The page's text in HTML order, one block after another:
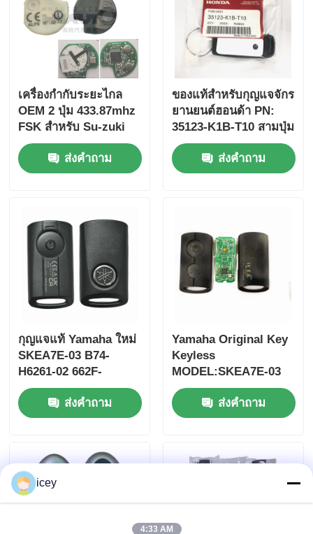
ผลิตภัณฑ์
เครื่องกํากับระยะไกล
OEM 2 ปุ่ม 433.87mhz
FSK สําหรับ Su-zuki
Jim-ny 2005-2017 ไม่มี
ชิป 37182-A7 เพียงควบ
คุมสําหรับขายส่ง MOQ
ส่งคำถาม
ของแท้สําหรับกุญแจจักร
ยานยนต์ฮอนด้า PN:
35123-K1B-T10 สามปุ่ม
FSK433.92MHz
ID47chip กุญแจรถยนต์
ไกล
ส่งคำถาม
กุญแจแท้ Yamaha ใหม่
SKEA7E-03 B74-
H6261-02 662F-
SKEA7D03
ส่งคำถาม
Yamaha Original Key
Keyless
MODEL:SKEA7E-03
สําหรับ Yamaha Smart
Remote Key B74-
H6261-02/662F-
ส่งคำถาม
icey
4:33 AM